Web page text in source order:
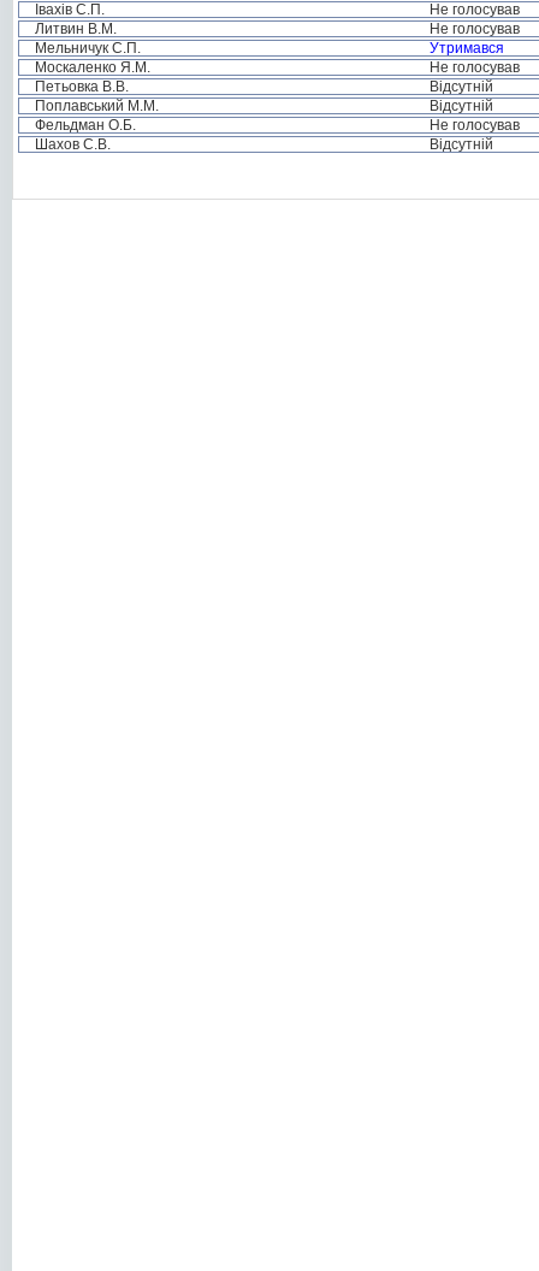
Івахів С.П.
Не голосував
Литвин В.М.
Не голосував
Мельничук С.П.
Утримався
Москаленко Я.М.
Не голосував
Петьовка В.В.
Відсутній
Поплавський М.М.
Відсутній
Фельдман О.Б.
Не голосував
Шахов С.В.
Відсутній